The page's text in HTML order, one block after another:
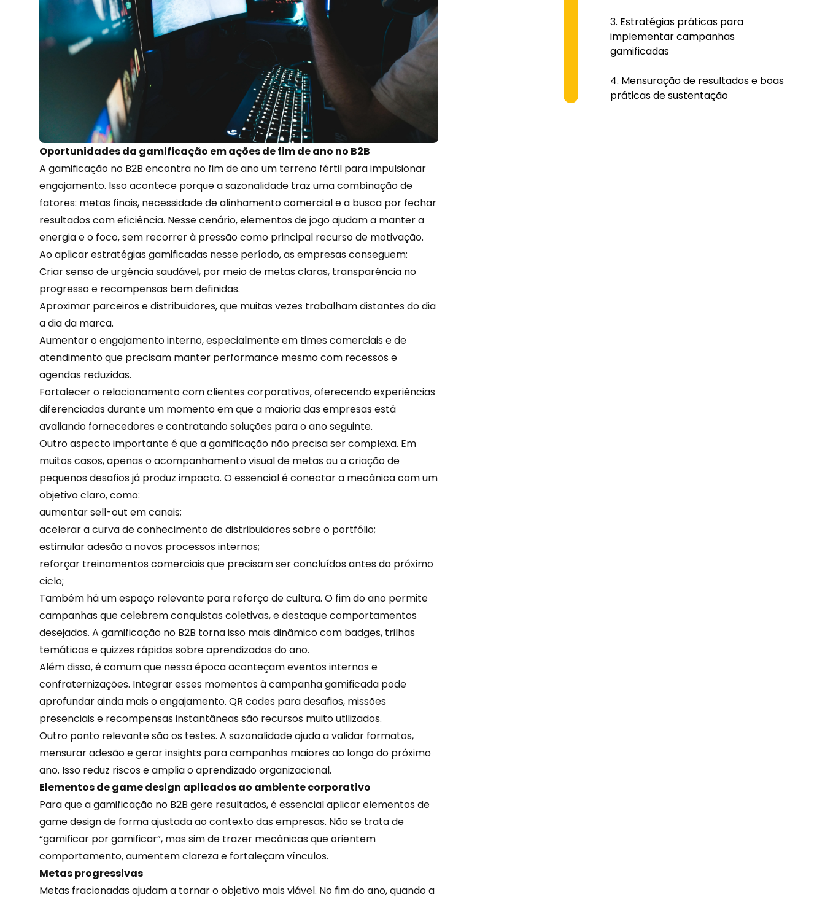
Estratégias práticas para
implementar campanhas
gamificadas
Mensuração de resultados e boas
práticas de sustentação
Oportunidades da gamificação em ações de fim de ano no B2B
A gamificação no B2B encontra no fim de ano um terreno fértil para impulsionar
engajamento. Isso acontece porque a sazonalidade traz uma combinação de
fatores: metas finais, necessidade de alinhamento comercial e a busca por fechar
resultados com eficiência. Nesse cenário, elementos de jogo ajudam a manter a
energia e o foco, sem recorrer à pressão como principal recurso de motivação.
Ao aplicar estratégiasgamificadas nesse período, as empresas conseguem:
Criar senso de urgência saudável, por meio de metas claras, transparência no
progresso e recompensas bem definidas.
Aproximar parceiros e distribuidores, que muitas vezes trabalham distantes do dia
a dia da marca.
Aumentar oengajamentointerno, especialmente em times comerciais e de
atendimento que precisam manter performance mesmo com recessos e
agendas reduzidas.
Fortalecer o relacionamento com clientes corporativos, oferecendo experiências
diferenciadas durante um momento em que a maioria das empresas está
avaliando fornecedores e contratando soluções para o ano seguinte.
Outro aspecto importante é que a gamificação não precisa ser complexa. Em
muitos casos, apenas o acompanhamento visual de metas ou a criação de
pequenos desafiosjá produz impacto. O essencial é conectar a mecânica com um
objetivo claro, como:
aumentar sell-out em canais;
acelerar a curva de conhecimento de distribuidores sobre o portfólio;
estimular adesão a novos processos internos;
reforçar treinamentos comerciais que precisam ser concluídos antes do próximo
ciclo;
Também há um espaço relevante para reforço de cultura. O fim do ano permite
campanhas que celebrem conquistas coletivas, e destaquecomportamentos
desejados. A gamificação no B2B torna isso mais dinâmico com badges, trilhas
temáticas e quizzes rápidos sobre aprendizados do ano.
Além disso, é comum que nessa época aconteçam eventos internos e
confraternizações. Integrar esses momentos à campanha gamificada pode
aprofundar ainda mais o engajamento. QR codes para desafios, missões
presenciais e recompensas instantâneassão recursos muito utilizados.
Outro ponto relevante são os testes. A sazonalidade ajuda a validar formatos,
mensurar adesão e gerar insights para campanhas maiores ao longo do próximo
ano. Isso reduz riscos e amplia o aprendizado organizacional.
Elementos de game design aplicados ao ambiente corporativo
Para que a gamificação no B2B gere resultados, é essencial aplicar elementos de
game design de forma ajustada ao contexto das empresas. Não se trata de
“gamificar por gamificar”, mas sim de trazer mecânicas que orientem
comportamento, aumentem clareza e fortaleçam vínculos.
Metas progressivas
Metas fracionadas ajudam a tornar o objetivo mais viável. No fim do ano, quando a